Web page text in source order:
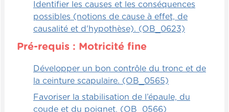
Une fois que nous avons fait dessiner
l'enfant avec la peinture à doigts ou à pied,
c'est très amusant et très ludique. Ensuite,
nous passons à quelque chose d'un peu
n'importe quel matériel qui n'est pas trop
salissant et qui a une texture intéressante. Il
va carrément tracer avec la crème à raser.
Cela s'utilise très bien sur une fenêtre et
Identifier les causes et les conséquences
possibles (notions de cause à effet, de
causalité et d'hypothèse). (OB_0623)
Pré-requis : Motricité fine
Développer un bon contrôle du tronc et de
la ceinture scapulaire. (OB_0565)
Favoriser la stabilisation de l’épaule, du
coude et du poignet. (OB_0566)